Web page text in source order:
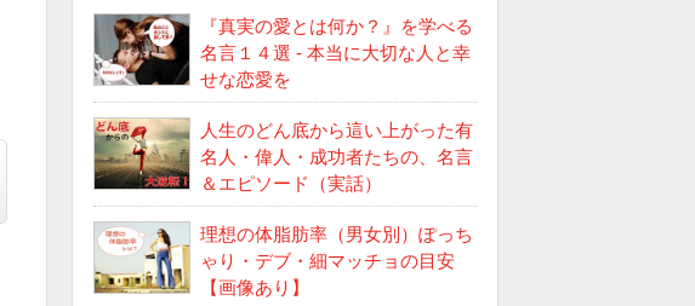
『真実の愛とは何か？』を学べる
名言１４選 - 本当に大切な人と幸
せな恋愛を
人生のどん底から這い上がった有
名人・偉人・成功者たちの、名言
＆エピソード（実話）
理想の体脂肪率（男女別）ぽっち
ゃり・デブ・細マッチョの目安
【画像あり】